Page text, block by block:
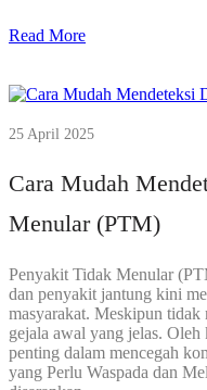
Read More
25 April 2025
Cara Mudah
Menular (PTM)
Penyakit Tidak Menular
dan penyakit jantung kini
masyarakat. Meskipun
gejala awal yang jelas.
penting dalam mencegah
yang Perlu Waspada dan